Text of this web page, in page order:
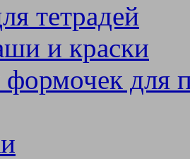
тетрадей
и краски
для